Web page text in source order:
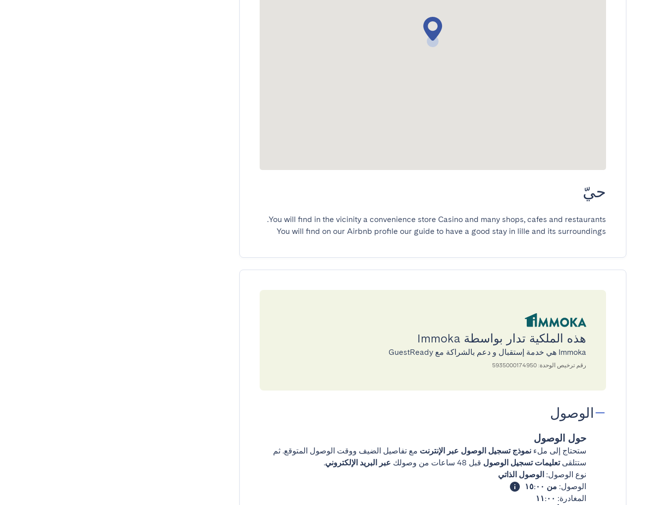
حيّ
You will find on our Airbnb profile our guide to have a good stay in lille and its surroundings
هذه الملكية تدار بواسطة Immoka
Immoka هي خدمة إستقبال و دعم بالشراكة مع GuestReady
رقم ترخيص الوحدة: 5935000174950
الوصول
حول الوصول
ستحتاج إلى ملء نموذج تسجيل الوصول عبر الإنترنت مع تفاصيل الضيف ووقت الوصول المتوقع. ثم
ستتلقىتعليمات تسجيل الوصول قبل 48 ساعات من وصولك عبر البريد الإلكتروني.
نوع الوصول: الوصول الذاتي
الوصول: من ١٥:٠٠
المغادرة: ١١:٠٠